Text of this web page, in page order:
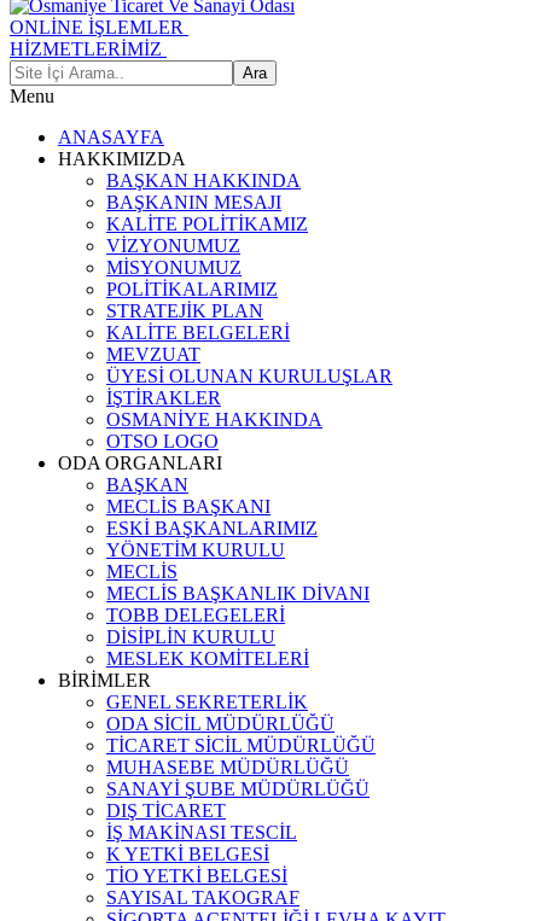
ONLİNE İŞLEMLER
HİZMETLERİMİZ
Menu
ANASAYFA
HAKKIMIZDA
BAŞKAN HAKKINDA
BAŞKANIN MESAJI
KALİTE POLİTİKAMIZ
VİZYONUMUZ
MİSYONUMUZ
POLİTİKALARIMIZ
STRATEJİK PLAN
KALİTE BELGELERİ
MEVZUAT
ÜYESİ OLUNAN KURULUŞLAR
İŞTİRAKLER
OSMANİYE HAKKINDA
OTSO LOGO
ODA ORGANLARI
BAŞKAN
MECLİS BAŞKANI
ESKİ BAŞKANLARIMIZ
YÖNETİM KURULU
MECLİS
MECLİS BAŞKANLIK DİVANI
TOBB DELEGELERİ
DİSİPLİN KURULU
MESLEK KOMİTELERİ
BİRİMLER
GENEL SEKRETERLİK
ODA SİCİL MÜDÜRLÜĞÜ
TİCARET SİCİL MÜDÜRLÜĞÜ
MUHASEBE MÜDÜRLÜĞÜ
SANAYİ ŞUBE MÜDÜRLÜĞÜ
DIŞ TİCARET
İŞ MAKİNASI TESCİL
K YETKİ BELGESİ
TİO YETKİ BELGESİ
SAYISAL TAKOGRAF